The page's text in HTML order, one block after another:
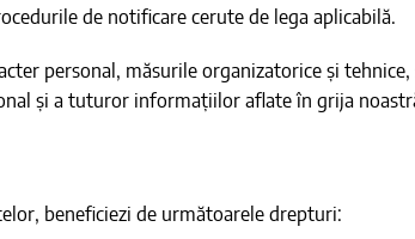
de notificare cerute de lega aplicabilă.
personal, măsurile organizatorice și
și a tuturor informațiilor aflate în grija
beneficiezi de următoarele drepturi: